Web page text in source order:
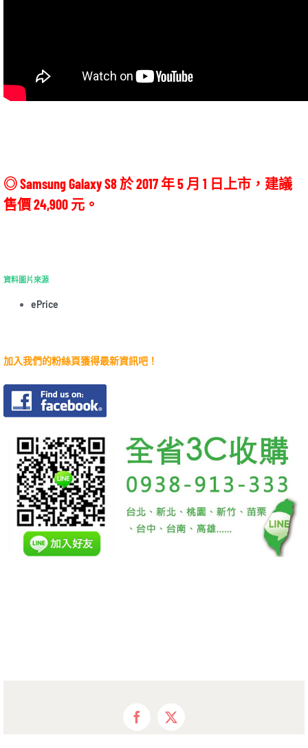
◎ Samsung Galaxy S8 於 2017 年 5 月 1 日上市，建議
售價 24,900 元。
資料圖片來源
ePrice
加入我們的粉絲頁獲得最新資訊吧！
Facebook
X